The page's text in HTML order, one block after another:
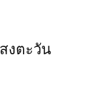
งตะวัน